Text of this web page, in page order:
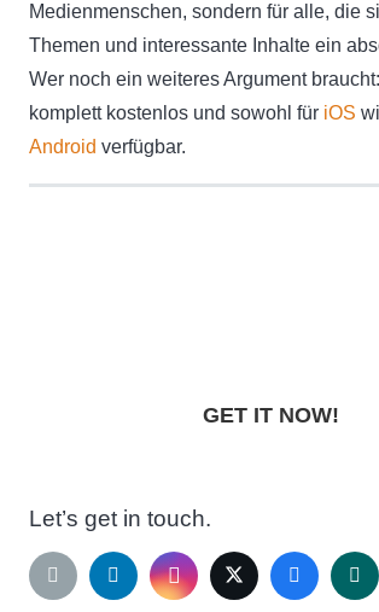
Medienmenschen, sondern für alle, die
Themen und interessante Inhalte ein
Wer noch ein weiteres Argument
komplett kostenlos und sowohl für iOS
Android verfügbar.
GET IT NOW!
Let’s get in touch.